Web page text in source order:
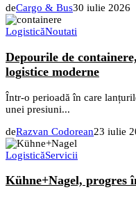
deCargo & Bus30 iulie 2026
LogisticăNoutati
Depourile de
logistice moderne
Într-o perioadă în care
unei presiuni...
deRazvan Codorean23 iulie
LogisticăServicii
Kühne+Nagel, progres